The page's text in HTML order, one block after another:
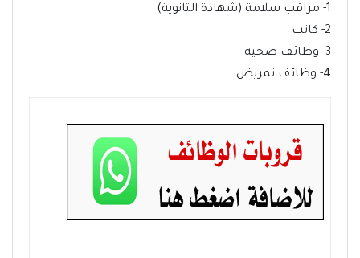
1- مراقب سلامة (شهادة الثانوية)
2- كاتب
3- وظائف صحية
4- وظائف تمريض